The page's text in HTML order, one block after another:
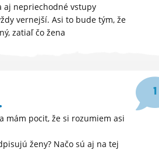
aj nepriechodné vstupy
vernejší. Asi to bude tým, že
zatiaľ čo žena
1
mám pocit, že si rozumiem asi
ženy? Načo sú aj na tej